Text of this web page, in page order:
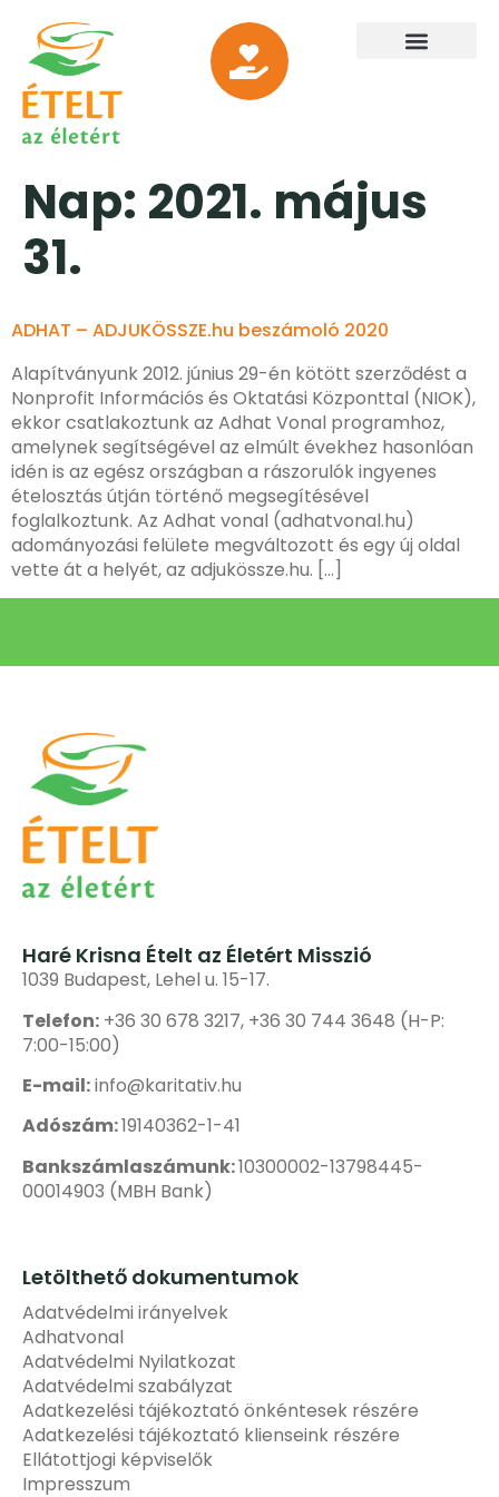
Nap: 2021. május
31.
ADHAT – ADJUKÖSSZE.hu beszámoló 2020
Alapítványunk 2012. június 29-én kötött szerződést a
Nonprofit Információs és Oktatási Központtal (NIOK),
ekkor csatlakoztunk az Adhat Vonal programhoz,
amelynek segítségével az elmúlt évekhez hasonlóan
idén is az egész országban a rászorulók ingyenes
ételosztás útján történő megsegítésével
foglalkoztunk. Az Adhat vonal (adhatvonal.hu)
adományozási felülete megváltozott és egy új oldal
vette át a helyét, az adjukössze.hu. […]
Haré Krisna Ételt az Életért Misszió
1039 Budapest, Lehel u. 15-17.
Telefon: +36 30 678 3217, +36 30 744 3648 (H-P:
7:00-15:00)
E-mail:info@karitativ.hu
Adószám:19140362-1-41
Bankszámlaszámunk:10300002-13798445-
00014903 (MBH Bank)
Letölthető dokumentumok
Adatvédelmi irányelvek
Adhatvonal
Adatvédelmi Nyilatkozat
Adatvédelmi szabályzat
Adatkezelési tájékoztató önkéntesek részére
Adatkezelési tájékoztató klienseink részére
Ellátottjogi képviselők
Impresszum